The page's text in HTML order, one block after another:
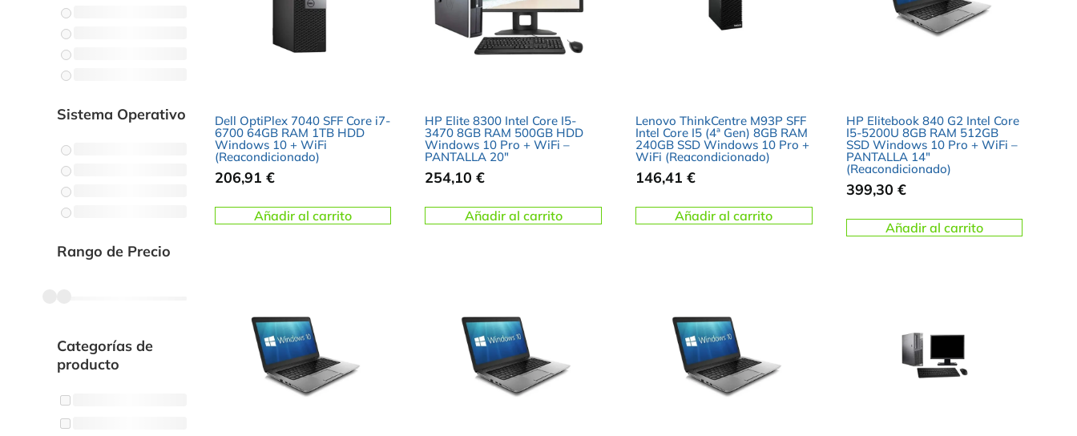
Sistema Operativo
Rango de Precio
Categorías de
producto
Dell OptiPlex 7040 SFF Core i7-
6700 64GB RAM 1TB HDD
Windows 10 + WiFi
(Reacondicionado)
206,91 €
Añadir al carrito
HP Elite 8300 Intel Core I5-
3470 8GB RAM 500GB HDD
Windows 10 Pro + WiFi –
PANTALLA 20″
254,10€
Añadir al carrito
Lenovo ThinkCentre M93P SFF
Intel Core I5 (4ª Gen) 8GB RAM
240GB SSD Windows 10 Pro +
WiFi (Reacondicionado)
146,41€
Añadir al carrito
HP Elitebook 840 G2 Intel Core
I5-5200U 8GB RAM 512GB
SSD Windows 10 Pro + WiFi –
PANTALLA 14″
(Reacondicionado)
399,30 €
Añadir al carrito